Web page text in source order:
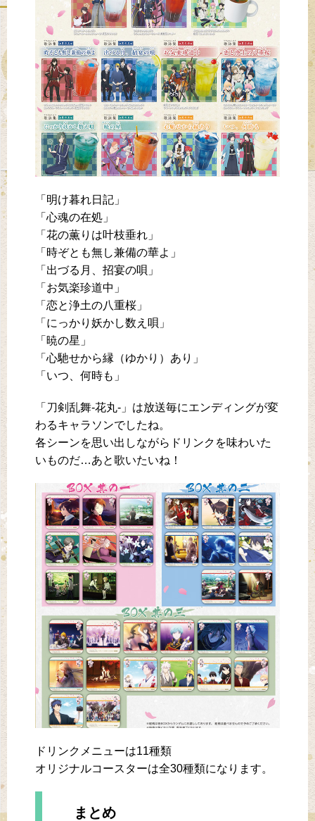
「明け暮れ日記」
「心魂の在処」
「花の薫りは叶枝垂れ」
「時ぞとも無し兼備の華よ」
「出づる月、招宴の唄」
「お気楽珍道中」
「恋と浄土の八重桜」
「にっかり妖かし数え唄」
「暁の星」
「心馳せから縁（ゆかり）あり」
「いつ、何時も」
「刀剣乱舞-花丸-」は放送毎にエンディングが変
わるキャラソンでしたね。
各シーンを思い出しながらドリンクを味わいた
いものだ…あと歌いたいね！
ドリンクメニューは11種類
オリジナルコースターは全30種類になります。
まとめ